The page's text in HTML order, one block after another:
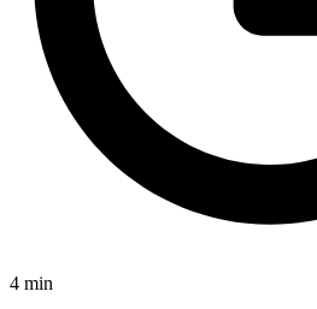
4 min